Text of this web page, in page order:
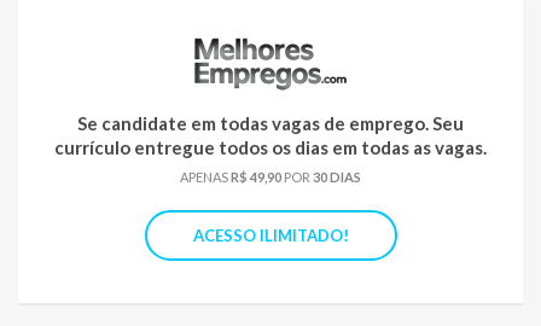
Se candidate em todas vagas de emprego. Seu
currículo entregue todos os dias em todas as vagas.
APENASR$ 49,90 POR 30 DIAS
ACESSO ILIMITADO!